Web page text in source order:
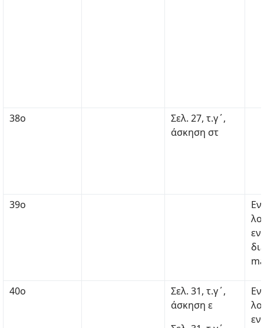
38ο
Σελ. 27, τ.γ΄,
άσκηση στ
39ο
40ο
Σελ. 31, τ.γ΄,
άσκηση ε